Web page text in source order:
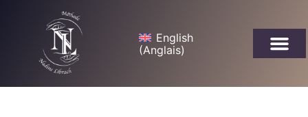
English
(Anglais)